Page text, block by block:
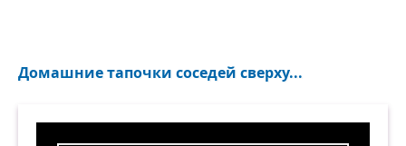
Домашние тапочки соседей сверху...